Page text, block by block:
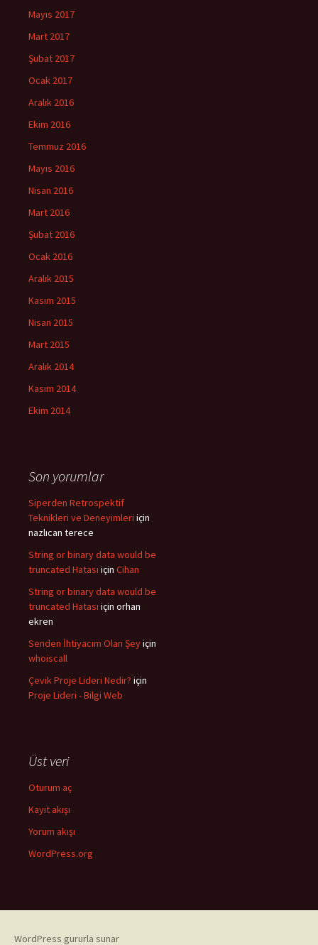
Mayıs 2017
Mart 2017
Şubat 2017
Ocak 2017
Aralık 2016
Ekim 2016
Temmuz 2016
Mayıs 2016
Nisan 2016
Mart 2016
Şubat 2016
Ocak 2016
Aralık 2015
Kasım 2015
Nisan 2015
Mart 2015
Aralık 2014
Kasım 2014
Ekim 2014
Son yorumlar
Siperden Retrospektif
Teknikleri ve Deneyimleri için
nazlıcan terece
String or binary data would be
truncated Hatası için Cihan
String or binary data would be
truncated Hatası için orhan
ekren
Senden İhtiyacım Olan Şeyiçin
whoiscall
Çevik Proje Lideri Nedir? için
Proje Lideri - Bilgi Web
Üst veri
Oturum aç
Kayıt akışı
Yorum akışı
WordPress.org
WordPress gururla sunar